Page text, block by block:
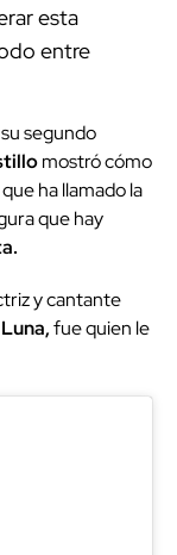
esta
entre
segundo
mostró cómo
ha llamado la
que hay
y cantante
fue quien le